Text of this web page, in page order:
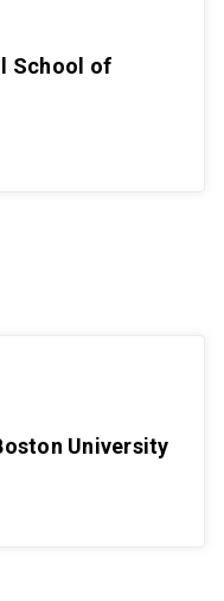
School of
University